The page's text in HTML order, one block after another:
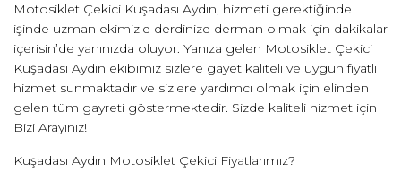
Motosiklet Çekici Kuşadası Aydın, hizmeti gerektiğinde
işinde uzman ekimizle derdinize derman olmak için dakikalar
içerisin’de yanınızda oluyor. Yanıza gelen Motosiklet Çekici
Kuşadası Aydın ekibimiz sizlere gayet kaliteli ve uygun fiyatlı
hizmet sunmaktadır ve sizlere yardımcı olmak için elinden
gelen tüm gayreti göstermektedir. Sizde kaliteli hizmet için
Bizi Arayınız!
Kuşadası Aydın Motosiklet Çekici Fiyatlarımız?